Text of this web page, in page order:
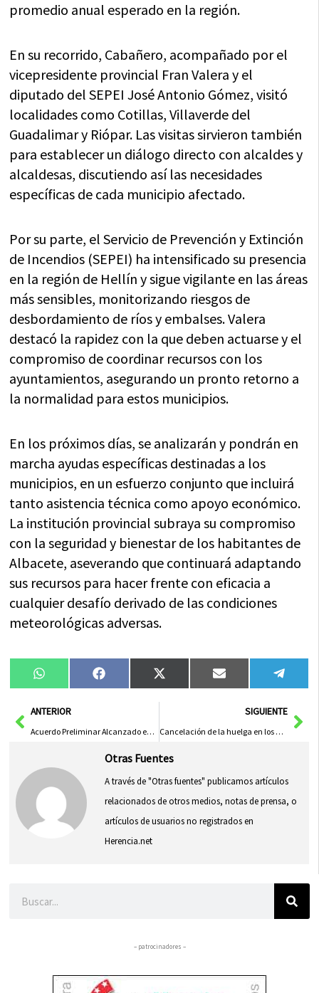
promedio anual esperado en la región.
En su recorrido, Cabañero, acompañado por el
vicepresidente provincial Fran Valera y el
diputado del SEPEI José Antonio Gómez, visitó
localidades como Cotillas, Villaverde del
Guadalimar y Riópar. Las visitas sirvieron también
para establecer un diálogo directo con alcaldes y
alcaldesas, discutiendo así las necesidades
específicas de cada municipio afectado.
Por su parte, el Servicio de Prevención y Extinción
de Incendios (SEPEI) ha intensificado su presencia
en la región de Hellín y sigue vigilante en las áreas
más sensibles, monitorizando riesgos de
desbordamiento de ríos y embalses. Valera
destacó la rapidez con la que deben actuarse y el
compromiso de coordinar recursos con los
ayuntamientos, asegurando un pronto retorno a
la normalidad para estos municipios.
En los próximos días, se analizarán y pondrán en
marcha ayudas específicas destinadas a los
municipios, en un esfuerzo conjunto que incluirá
tanto asistencia técnica como apoyo económico.
La institución provincial subraya su compromiso
con la seguridad y bienestar de los habitantes de
Albacete, aseverando que continuará adaptando
sus recursos para hacer frente con eficacia a
cualquier desafío derivado de las condiciones
meteorológicas adversas.
Compartir
en
WhatsAppCompartir
en
FacebookCompartir
en
X
(Twitter)
Compartir
en
Email
en
AntANTERIOR
Acuerdo Preliminar Alcanzado entre Comité de Empresa y Dirección de Cummins en la Negociación del ERE
SIGUIENTE
Cancelación de la huelga en los autobuses urbanos de Talavera: acuerdo entre trabajadores y empresa
Otras Fuentes
A través de "Otras fuentes" publicamos artículos
relacionados de otros medios, notas de prensa, o
artículos de usuarios no registrados en
Herencia.net
– patrocinadores –